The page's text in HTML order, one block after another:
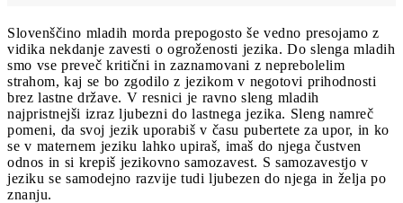
Slovenščino mladih morda prepogosto še vedno presojamo z
vidika nekdanje zavesti o ogroženosti jezika. Do slenga mladih
smo vse preveč kritični in zaznamovani z neprebolelim
strahom, kaj se bo zgodilo z jezikom v negotovi prihodnosti
brez lastne države. V resnici je ravno sleng mladih
najpristnejši izraz ljubezni do lastnega jezika. Sleng namreč
pomeni, da svoj jezik uporabiš v času pubertete za upor, in ko
se v maternem jeziku lahko upiraš, imaš do njega čustven
odnos in si krepiš jezikovno samozavest. S samozavestjo v
jeziku se samodejno razvije tudi ljubezen do njega in želja po
znanju.